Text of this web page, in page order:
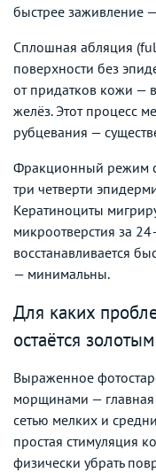
быстрее заживление —
Сплошная абляция
поверхности без
от придатков кожи —
желёз. Этот процесс
рубцевания —
Фракционный режим с
три четверти
Кератиноциты
микроотверстия за
восстанавливается
— минимальны.
Для каких
остаётся
Выраженное
морщинами —
сетью мелких и
простая стимуляция
физически убрать